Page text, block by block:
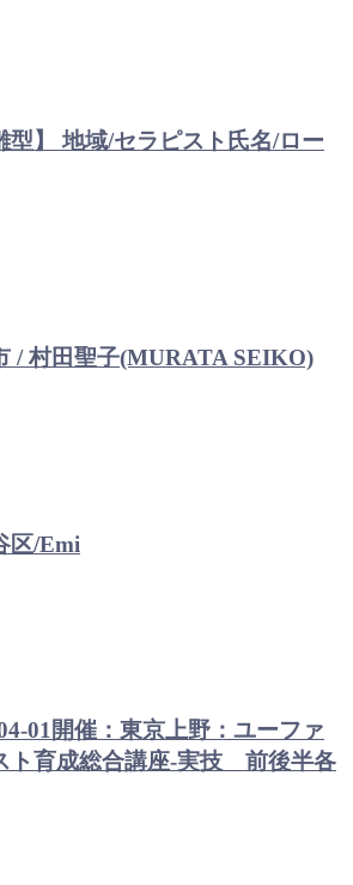
型】 地域/セラピスト氏名/ロー
/ 村田聖子(MURATA SEIKO)
区/Emi
01開催：東京上野：ユーファ
ト育成総合講座-実技 前後半各